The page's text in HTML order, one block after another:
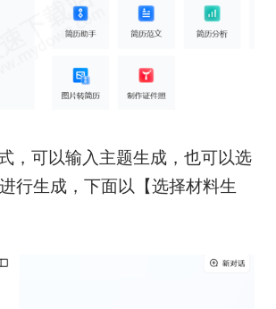
，可以输入主题生成，也可以选
行生成，下面以【选择材料生